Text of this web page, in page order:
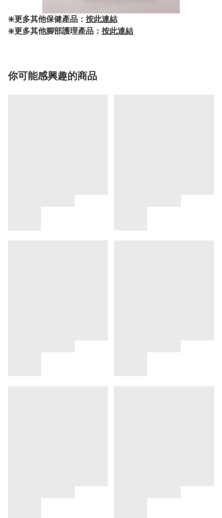
❇️更多其他保健產品： 按此連結
❇️更多其他腳部護理產品： 按此連結
你可能感興趣的商品